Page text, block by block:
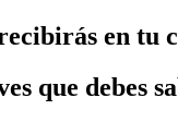
en tu
que debes